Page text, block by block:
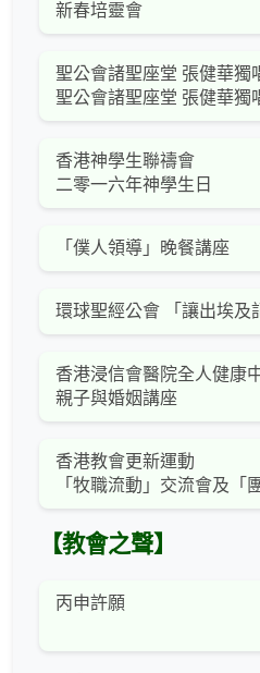
新春培靈會
聖公會諸聖座堂 張健華獨
聖公會諸聖座堂 張健華獨
香港神學生聯禱會
二零一六年神學生日
「僕人領導」晚餐講座
環球聖經公會 「讓出埃及
香港浸信會醫院全人健康
親子與婚姻講座
香港教會更新運動
「牧職流動」交流會及「
【教會之聲】
丙申許願